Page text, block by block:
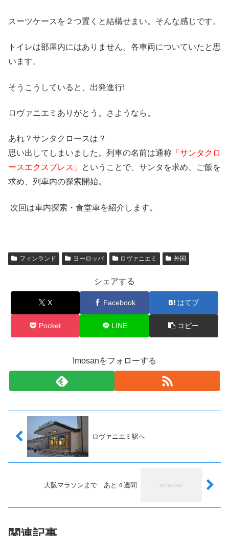
スーツケースを２つ置くと結構せまい。そんな感じです。
トイレは部屋内にはありません。各車両についていたと思
います。
そうこうしていると、出発進行!
ロヴァニエミありがとう。さようなら。
あれ？サンタクロースは？
思い出してしまいました。列車の名前は通称 「サンタクロ
ースエクスプレス」
ということで、サンタを求め、ご飯を
求め、列車内の探索開始。
次回は車内探索・食堂車を紹介します。
フィンランド ヨーロッパ ロヴァニエミ 外国
シェアする
X Facebook はてブ
Pocket LINE コピー
Imosanをフォローする
ロヴァニエミ駅へ
大阪マラソンまで あと４週間